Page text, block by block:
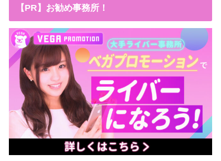
【PR】お勧め事務所！